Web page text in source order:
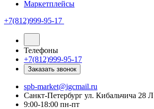
Маркетплейсы
+7(812)999-95-17
Телефоны
+7(812)999-95-17
Заказать звонок
spb-market@igcmail.ru
Санкт-Петербург ул. Кибальчича 28 Л
9:00-18:00 пн-пт